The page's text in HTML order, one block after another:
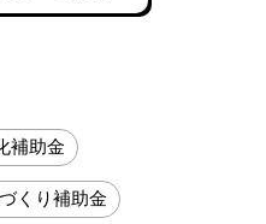
補助金
くり補助金